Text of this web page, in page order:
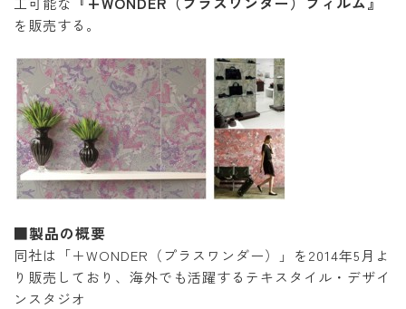
を販売する。
■製品の概要
同社は「＋WONDER（プラスワンダー）」を2014年5月よ
り販売しており、海外でも活躍するテキスタイル・デザイ
ンスタジオ